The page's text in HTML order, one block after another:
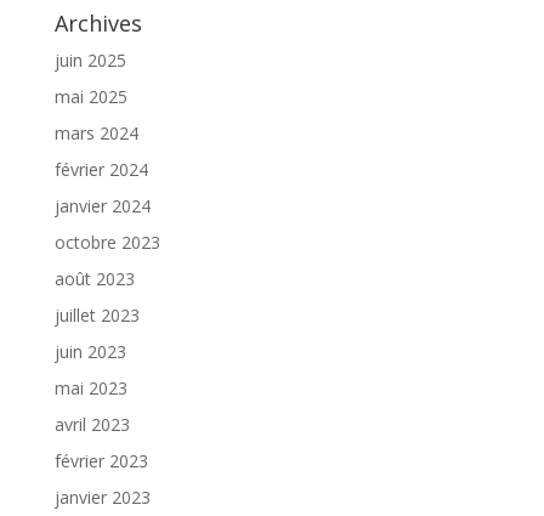
Archives
juin 2025
mai 2025
mars 2024
février 2024
janvier 2024
octobre 2023
août 2023
juillet 2023
juin 2023
mai 2023
avril 2023
février 2023
janvier 2023